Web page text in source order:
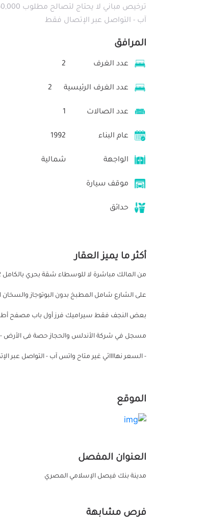
آب - التواصل عبر الإتصال فقط
المرافق
عدد الغرف 2
عدد الغرف الرئيسية 2
عدد الصالات 1
عام البناء 1992
الواجهة شمالية
موقف سيارة
حدائق
أكثر ما يميز العقار
بعض النجف فقط سيراميك فرز أول باب مصفح أطقم
- السعر نهاااائي غير متاح واتس آب - التواصل عبر
الموقع
العنوان المفصل
مدينة بنك فيصل الإسلامي المصري
فرص مشابهة